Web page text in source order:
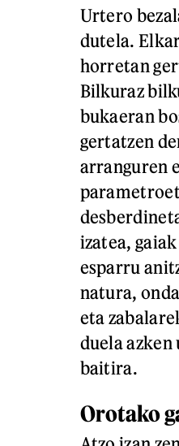
Urtero
dutela.
horretan
Bilkuraz
bukaeran
gertatzen
arranguren
izatea,
esparru
natura,
eta
duela
baitira.
Orotako